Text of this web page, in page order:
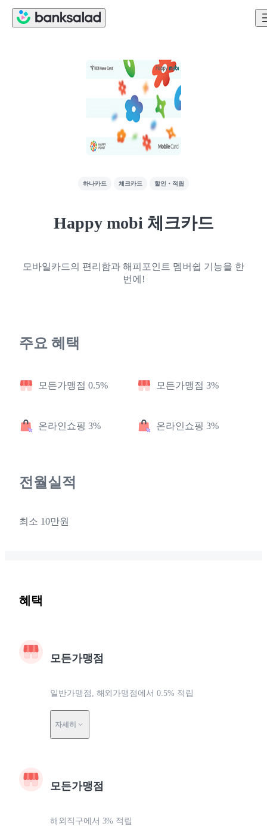
하나카드 체크카드 할인・적립
Happy mobi 체크카드
모바일카드의 편리함과 해피포인트 멤버쉽 기능을 한
번에!
주요 혜택
모든가맹점 0.5% 모든가맹점 3%
온라인쇼핑 3% 온라인쇼핑 3%
전월실적
최소 10만원
혜택
모든가맹점
일반가맹점, 해외가맹점에서 0.5% 적립
자세히
모든가맹점
해외직구에서 3% 적립